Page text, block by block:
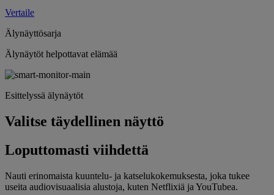
Vertaile
Älynäyttösarja
Älynäytöt helpottavat elämää
Esittelyssä älynäytöt
Valitse täydellinen näyttö
Loputtomasti viihdettä
Nauti erinomaista kuuntelu- ja katselukokemuksesta, joka tukee
useita audiovisuaalisia alustoja, kuten Netflixiä ja YouTubea.